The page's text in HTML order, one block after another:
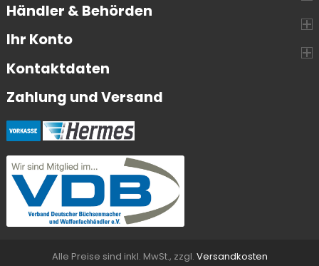
Händler & Behörden
Ihr Konto
Kontaktdaten
Zahlung und Versand
Alle Preise sind inkl. MwSt., zzgl. Versandkosten